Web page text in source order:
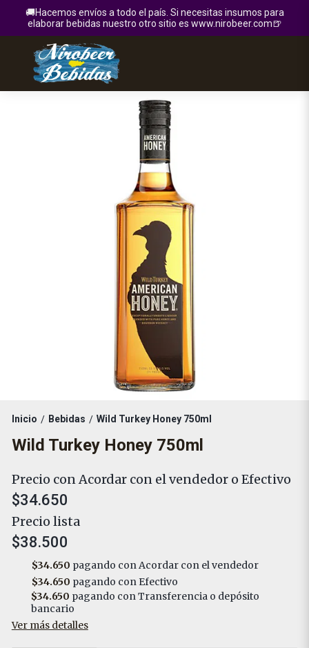
🚚Hacemos envíos a todo el país. Si necesitas insumos para
elaborar bebidas nuestro otro sitio es www.nirobeer.com🍺
Inicio / Bebidas / Wild Turkey Honey 750ml
Wild Turkey Honey 750ml
Precio con Acordar con el vendedor o Efectivo
$34.650
Precio lista
$38.500
$34.650 pagando con Acordar con el vendedor
$34.650 pagando con Efectivo
$34.650 pagando con Transferencia o depósito
bancario
Ver más detalles